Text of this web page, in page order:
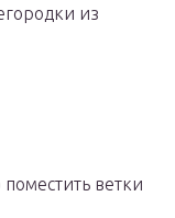
из
ветки